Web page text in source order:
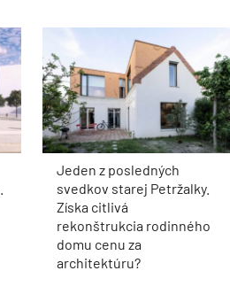
Jeden z posledných
svedkov starej Petržalky.
Získa citlivá
rekonštrukcia rodinného
domu cenu za
architektúru?